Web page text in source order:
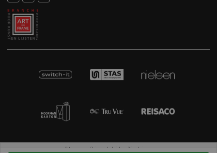
Sitemap Privacybeleid Disclaimer